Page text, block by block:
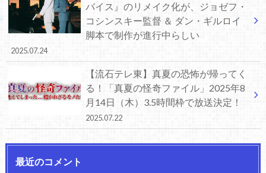
バイス』のリメイク化が、ジョゼフ・
コシンスキー監督 ＆ ダン・ギルロイ
脚本で制作が進行中らしい
2025.07.24
【流石テレ東】真夏の恐怖が帰ってく
る！「真夏の怪奇ファイル」2025年8
月14日（木）3.5時間枠で放送決定！
2025.07.22
最近のコメント